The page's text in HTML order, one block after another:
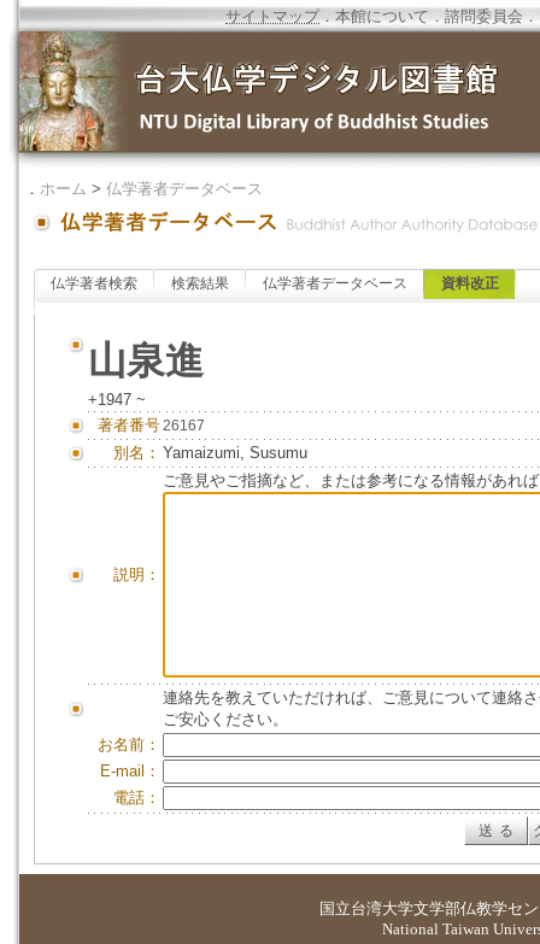
サイトマップ．本館について ．諮問委員会 ．
． ホーム > 仏学著者データベース
仏学著者検索 検索結果 仏学著者データベース 資料改正
山泉進
+1947 ~
著者番号26167
別名： Yamaizumi, Susumu
説明：
ご意見やご指摘など、または参考になる情報があれ
連絡先を教えていただければ、ご意見について連絡
ご安心ください。
お名前：
E-mail：
電話：
国立台湾大学文学部仏教学セ
National Taiwan